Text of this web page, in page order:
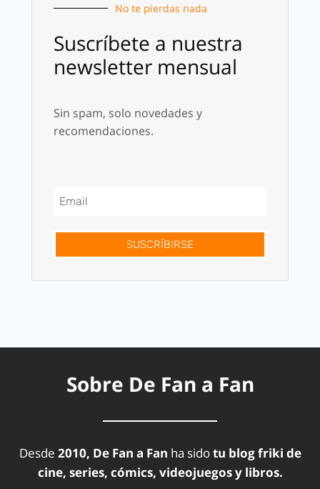
No te pierdas nada
Suscríbete a nuestra
newsletter mensual
Sin spam, solo novedades y
recomendaciones.
SUSCRÍBIRSE
Sobre De Fan a Fan
Desde 2010, De Fan a Fan ha sidotu blog friki de
cine, series, cómics, videojuegos y libros.